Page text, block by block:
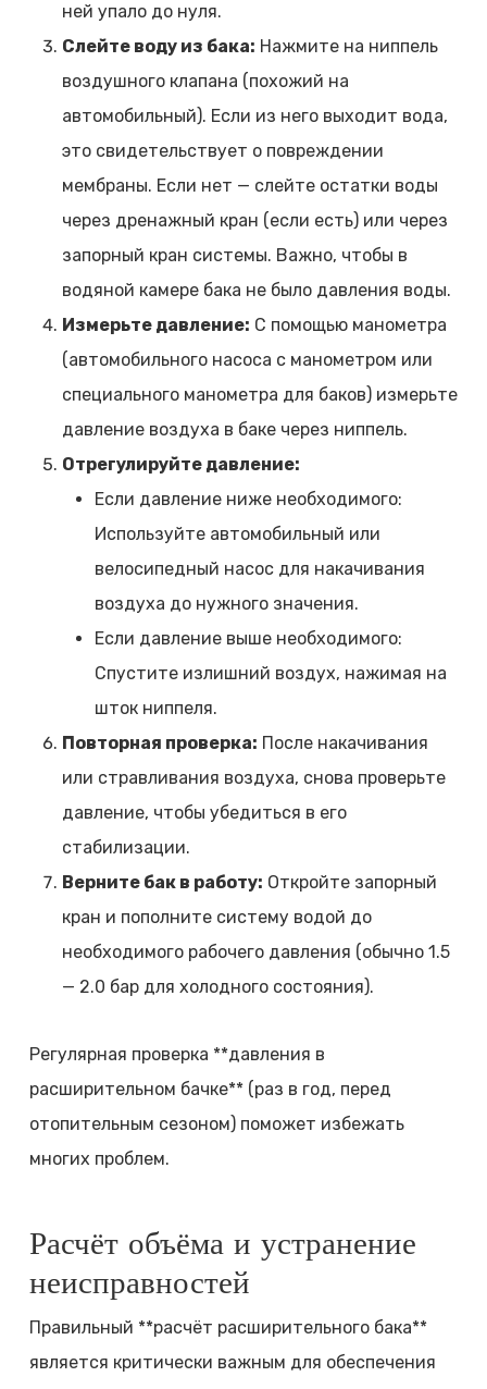
ней упало до нуля.
Слейте воду из бака: Нажмите на ниппель
воздушного клапана (похожий на
автомобильный). Если из него выходит вода,
это свидетельствует о повреждении
мембраны. Если нет — слейте остатки воды
через дренажный кран (если есть) или через
запорный кран системы. Важно, чтобы в
водяной камере бака не было давления воды.
Измерьте давление: С помощью манометра
(автомобильного насоса с манометром или
специального манометра для баков) измерьте
давление воздуха в баке через ниппель.
Отрегулируйте давление:
Если давление ниже необходимого:
Используйте автомобильный или
велосипедный насос для накачивания
воздуха до нужного значения.
Если давление выше необходимого:
Спустите излишний воздух, нажимая на
шток ниппеля.
Повторная проверка: После накачивания
или стравливания воздуха, снова проверьте
давление, чтобы убедиться в его
стабилизации.
Верните бак в работу: Откройте запорный
кран и пополните систему водой до
необходимого рабочего давления (обычно 1.5
— 2.0 бар для холодного состояния).
Регулярная проверка **давления в
расширительном бачке** (раз в год, перед
отопительным сезоном) поможет избежать
многих проблем.
Расчёт объёма и устранение
неисправностей
Правильный **расчёт расширительного бака**
является критически важным для обеспечения